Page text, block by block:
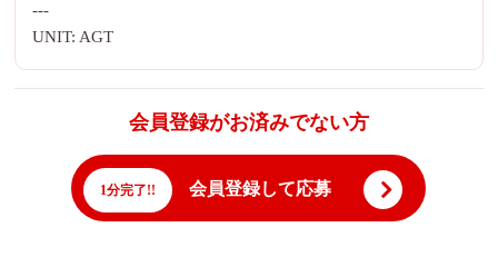
---
UNIT: AGT
会員登録がお済みでない方
1分完了!! 会員登録して応募